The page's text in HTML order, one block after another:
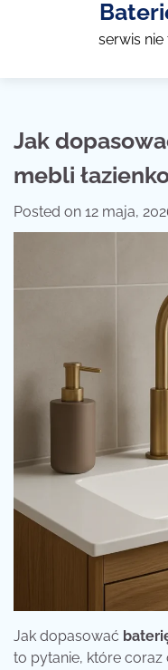
serwis
Jak
mebli
Posted on 12 maja,
Jak dopasować
to pytanie, które coraz